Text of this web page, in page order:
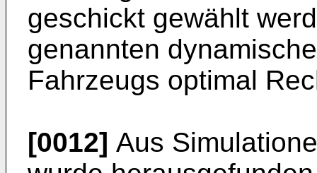
geschickt gewählt
genannten
Fahrzeugs optimal
[0012] Aus